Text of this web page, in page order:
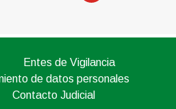
Entes de Vigilancia
de datos personales
Contacto Judicial